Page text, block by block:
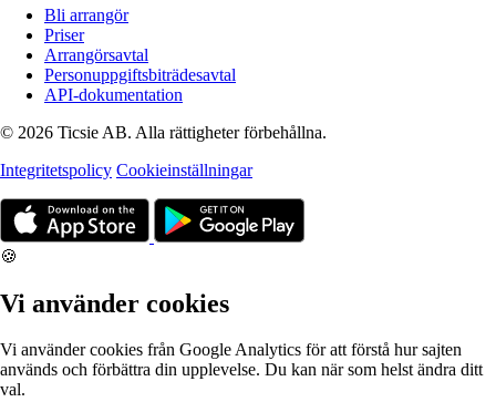
Bli arrangör
Priser
Arrangörsavtal
Personuppgiftsbiträdesavtal
API-dokumentation
© 2026 Ticsie AB. Alla rättigheter förbehållna.
Integritetspolicy Cookieinställningar
🍪
Vi använder cookies
Vi använder cookies från Google Analytics för att förstå hur sajten
används och förbättra din upplevelse. Du kan när som helst ändra ditt
val.